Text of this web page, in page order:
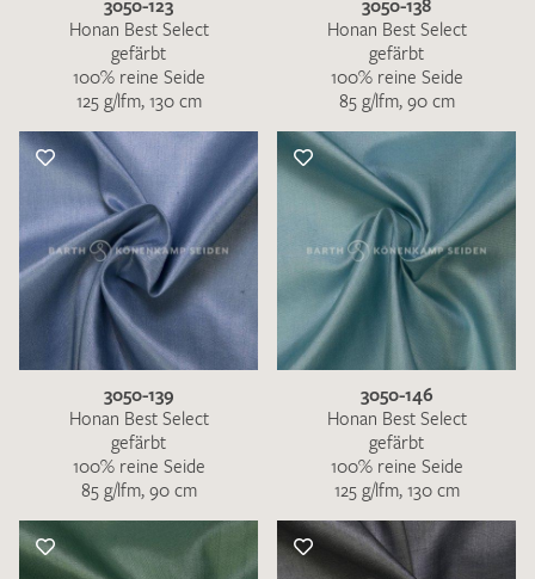
3050-123
Honan Best Select
gefärbt
100% reine Seide
125 g/lfm, 130 cm
3050-138
Honan Best Select
gefärbt
100% reine Seide
85 g/lfm, 90 cm
3050-139
Honan Best Select
gefärbt
100% reine Seide
85 g/lfm, 90 cm
3050-146
Honan Best Select
gefärbt
100% reine Seide
125 g/lfm, 130 cm